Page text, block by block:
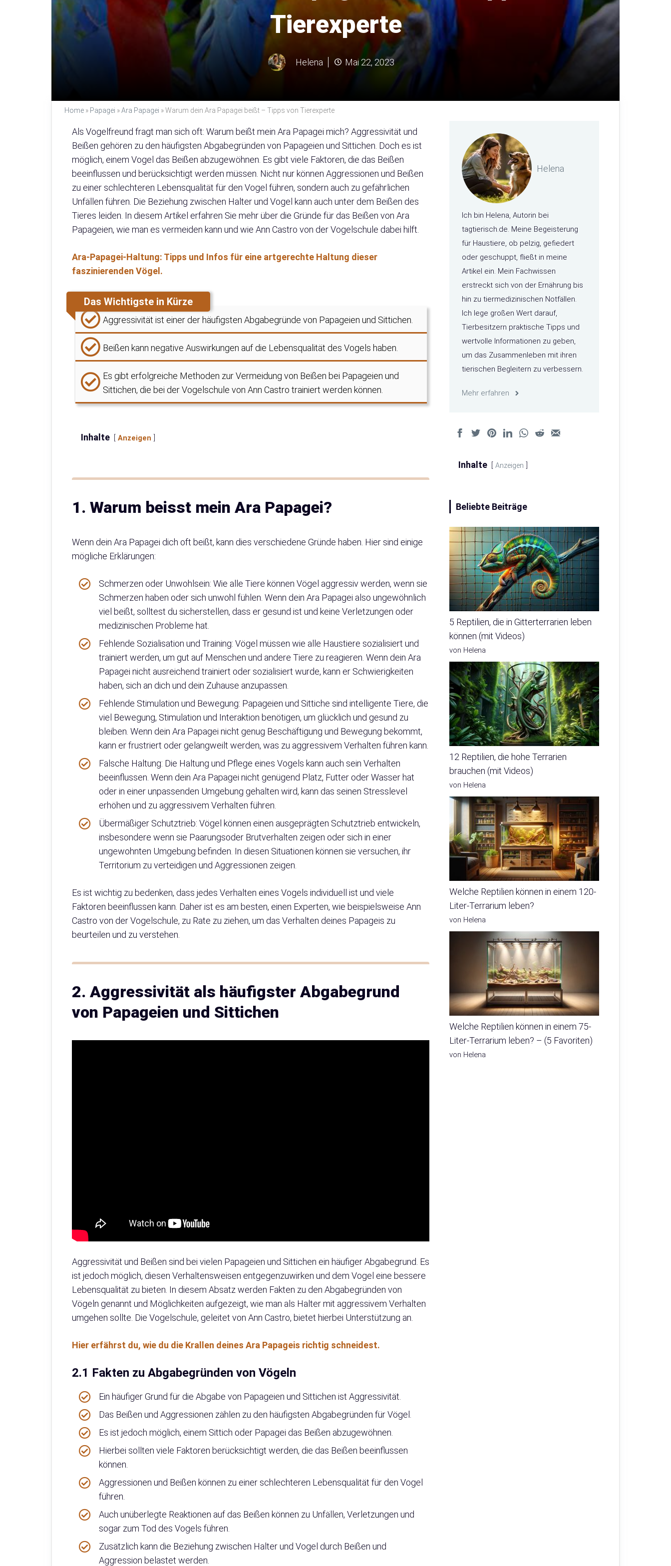
Tierexperte
Helena Mai 22, 2023
Home » Papagei »Ara Papagei »Warum dein Ara Papagei beißt – Tipps von Tierexperte
Als Vogelfreund fragt man sich oft: Warum beißt mein Ara Papagei mich? Aggressivität und
Beißen gehören zu den häufigsten Abgabegründen von Papageien und Sittichen. Doch es ist
möglich, einem Vogel das Beißen abzugewöhnen. Es gibt viele Faktoren, die das Beißen
beeinflussen und berücksichtigt werden müssen. Nicht nur können Aggressionen und Beißen
zu einer schlechteren Lebensqualität für den Vogel führen, sondern auch zu gefährlichen
Unfällen führen. Die Beziehung zwischen Halter und Vogel kann auch unter dem Beißen des
Tieres leiden. In diesem Artikel erfahren Sie mehr über die Gründe für das Beißen von Ara
Papageien, wie man es vermeiden kann und wie Ann Castro von der Vogelschule dabei hilft.
Ara-Papagei-Haltung: Tipps und Infos für eine artgerechte Haltung dieser
faszinierenden Vögel.
Das Wichtigste in Kürze
Aggressivität ist einer der häufigsten Abgabegründe von Papageien und Sittichen.
Beißen kann negative Auswirkungen auf die Lebensqualität des Vogels haben.
Es gibt erfolgreiche Methoden zur Vermeidung von Beißen bei Papageien und
Sittichen, die bei der Vogelschule von Ann Castro trainiert werden können.
Inhalte Anzeigen
1. Warum beisst mein Ara Papagei?
Wenn dein Ara Papagei dich oft beißt, kann dies verschiedene Gründe haben. Hier sind einige
mögliche Erklärungen:
Schmerzen oder Unwohlsein: Wie alle Tiere können Vögel aggressiv werden, wenn sie
Schmerzen haben oder sich unwohl fühlen. Wenn dein Ara Papagei also ungewöhnlich
viel beißt, solltest du sicherstellen, dass er gesund ist und keine Verletzungen oder
medizinischen Probleme hat.
Fehlende Sozialisation und Training: Vögel müssen wie alle Haustiere sozialisiert und
trainiert werden, um gut auf Menschen und andere Tiere zu reagieren. Wenn dein Ara
Papagei nicht ausreichend trainiert oder sozialisiert wurde, kann er Schwierigkeiten
haben, sich an dich und dein Zuhause anzupassen.
Fehlende Stimulation und Bewegung: Papageien und Sittiche sind intelligente Tiere, die
viel Bewegung, Stimulation und Interaktion benötigen, um glücklich und gesund zu
bleiben. Wenn dein Ara Papagei nicht genug Beschäftigung und Bewegung bekommt,
kann er frustriert oder gelangweilt werden, was zu aggressivem Verhalten führen kann.
Falsche Haltung: Die Haltung und Pflege eines Vogels kann auch sein Verhalten
beeinflussen. Wenn dein Ara Papagei nicht genügend Platz, Futter oder Wasser hat
oder in einer unpassenden Umgebung gehalten wird, kann das seinen Stresslevel
erhöhen und zu aggressivem Verhalten führen.
Übermäßiger Schutztrieb: Vögel können einen ausgeprägten Schutztrieb entwickeln,
insbesondere wenn sie Paarungsoder Brutverhalten zeigen oder sich in einer
ungewohnten Umgebung befinden. In diesen Situationen können sie versuchen, ihr
Territorium zu verteidigen und Aggressionen zeigen.
Es ist wichtig zu bedenken, dass jedes Verhalten eines Vogels individuell ist und viele
Faktoren beeinflussen kann. Daher ist es am besten, einen Experten, wie beispielsweise Ann
Castro von der Vogelschule, zu Rate zu ziehen, um das Verhalten deines Papageis zu
beurteilen und zu verstehen.
2. Aggressivität als häufigster Abgabegrund
von Papageien und Sittichen
Aggressivität und Beißen sind bei vielen Papageien und Sittichen ein häufiger Abgabegrund. Es
ist jedoch möglich, diesen Verhaltensweisen entgegenzuwirken und dem Vogel eine bessere
Lebensqualität zu bieten. In diesem Absatz werden Fakten zu den Abgabegründen von
Vögeln genannt und Möglichkeiten aufgezeigt, wie man als Halter mit aggressivem Verhalten
umgehen sollte. Die Vogelschule, geleitet von Ann Castro, bietet hierbei Unterstützung an.
Hier erfährst du, wie du die Krallen deines Ara Papageis richtig schneidest.
2.1 Fakten zu Abgabegründen von Vögeln
Ein häufiger Grund für die Abgabe von Papageien und Sittichen ist Aggressivität.
Das Beißen und Aggressionen zählen zu den häufigsten Abgabegründen für Vögel.
Es ist jedoch möglich, einem Sittich oder Papagei das Beißen abzugewöhnen.
Hierbei sollten viele Faktoren berücksichtigt werden, die das Beißen beeinflussen
können.
Aggressionen und Beißen können zu einer schlechteren Lebensqualität für den Vogel
führen.
Auch unüberlegte Reaktionen auf das Beißen können zu Unfällen, Verletzungen und
sogar zum Tod des Vogels führen.
Zusätzlich kann die Beziehung zwischen Halter und Vogel durch Beißen und
Aggression belastet werden.
Helena
Ich bin Helena, Autorin bei
tagtierisch.de. Meine Begeisterung
für Haustiere, ob pelzig, gefiedert
oder geschuppt, fließt in meine
Artikel ein. Mein Fachwissen
erstreckt sich von der Ernährung bis
hin zu tiermedizinischen Notfällen.
Ich lege großen Wert darauf,
Tierbesitzern praktische Tipps und
wertvolle Informationen zu geben,
um das Zusammenleben mit ihren
tierischen Begleitern zu verbessern.
Mehr erfahren
Inhalte Anzeigen
Beliebte Beiträge
5 Reptilien, die in Gitterterrarien leben
können (mit Videos)
von Helena
12 Reptilien, die hohe Terrarien
brauchen (mit Videos)
von Helena
Welche Reptilien können in einem 120-
Liter-Terrarium leben?
von Helena
Welche Reptilien können in einem 75-
Liter-Terrarium leben? – (5 Favoriten)
von Helena